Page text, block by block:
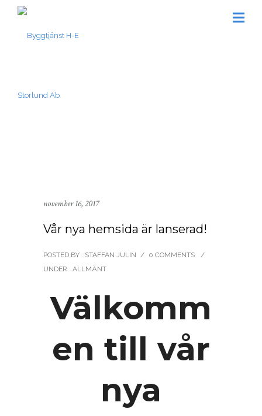
november 16, 2017
Vår nya hemsida är lanserad!
POSTED BY : STAFFAN JULIN / 0 COMMENTS
/
UNDER : ALLMÄNT
Välkomm
en till vår
nya